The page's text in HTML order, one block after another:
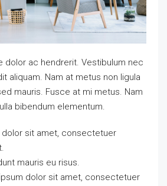
dolor ac hendrerit. Vestibulum nec
aliquam. Nam at metus non ligula
mauris. Fusce at mi metus. Nam
bibendum elementum.
dolor sit amet, consectetuer
mauris eu risus.
dolor sit amet, consectetuer